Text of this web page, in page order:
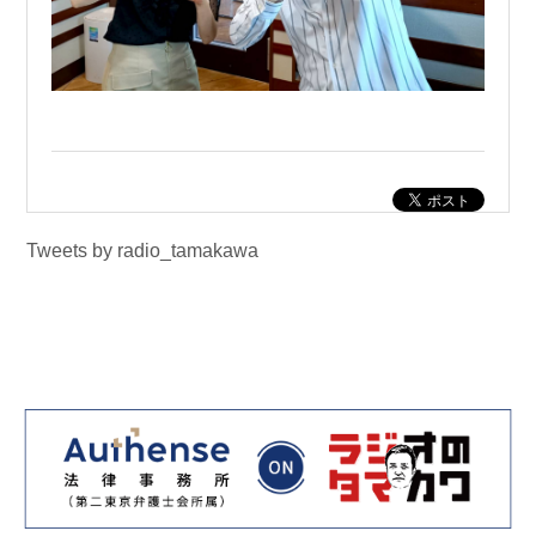
Tweets by radio_tamakawa